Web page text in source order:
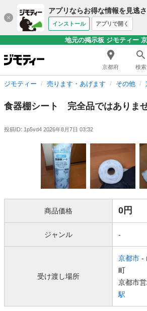
アプリならお得な情報を見逃さ
インストール アプリで開く
地元の掲示板 ジモティー
京都府 検索
ジモティー 売ります・あげます その他
食器棚シート 完全品ではありま
投稿ID: 1p5vd4 2026年8月7日 03:32
商品価格 0円
ジャンル -
受け渡し場所
京都市 -
町
京都市
駅